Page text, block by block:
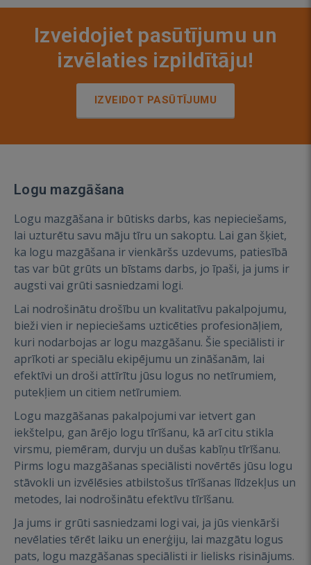
Izveidojiet pasūtījumu un
izvēlaties izpildītāju!
IZVEIDOT PASŪTĪJUMU
Logu mazgāšana
Logu mazgāšana ir būtisks darbs, kas nepieciešams,
lai uzturētu savu māju tīru un sakoptu. Lai gan šķiet,
ka logu mazgāšana ir vienkāršs uzdevums, patiesībā
tas var būt grūts un bīstams darbs, jo īpaši, ja jums ir
augsti vai grūti sasniedzami logi.
Lai nodrošinātu drošību un kvalitatīvu pakalpojumu,
bieži vien ir nepieciešams uzticēties profesionāļiem,
kuri nodarbojas ar logu mazgāšanu. Šie speciālisti ir
aprīkoti ar speciālu ekipējumu un zināšanām, lai
efektīvi un droši attīrītu jūsu logus no netīrumiem,
putekļiem un citiem netīrumiem.
Logu mazgāšanas pakalpojumi var ietvert gan
iekštelpu, gan ārējo logu tīrīšanu, kā arī citu stikla
virsmu, piemēram, durvju un dušas kabīņu tīrīšanu.
Pirms logu mazgāšanas speciālisti novērtēs jūsu logu
stāvokli un izvēlēsies atbilstošus tīrīšanas līdzekļus un
metodes, lai nodrošinātu efektīvu tīrīšanu.
Ja jums ir grūti sasniedzami logi vai, ja jūs vienkārši
nevēlaties tērēt laiku un enerģiju, lai mazgātu logus
pats, logu mazgāšanas speciālisti ir lielisks risinājums.